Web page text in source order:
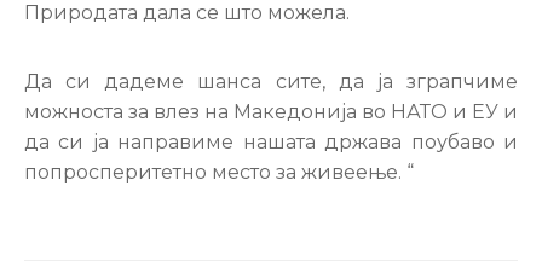
Природата дала се што можела.
Да си дадеме шанса сите, да ја зграпчиме
можноста за влез на Македонија во НАТО и ЕУ и
да си ја направиме нашата држава поубаво и
попросперитетно место за живеење. “